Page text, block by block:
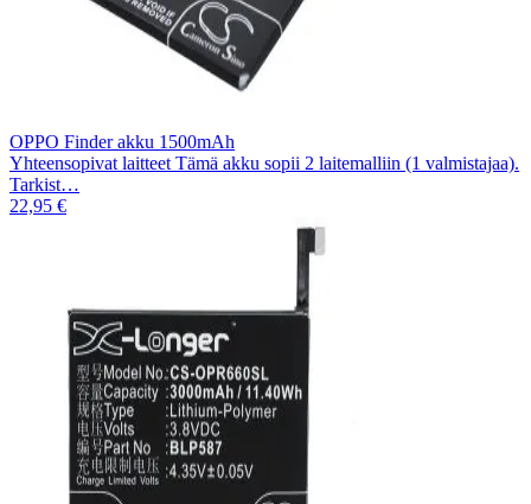
OPPO Finder akku 1500mAh
Yhteensopivat laitteet Tämä akku sopii 2 laitemalliin (1 valmistajaa).
Tarkist…
22,95 €